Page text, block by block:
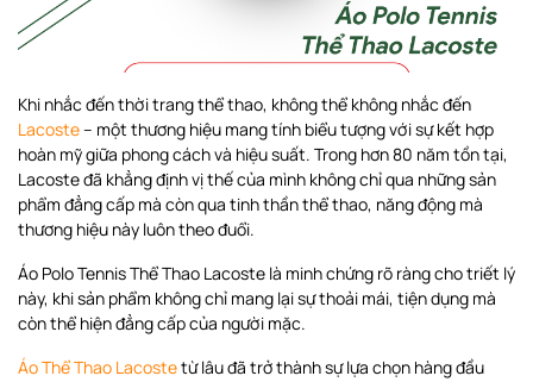
Khi nhắc đến thời trang thể thao, không thể không nhắc đến
Lacoste– một thương hiệu mang tính biểu tượng với sự kết hợp
hoàn mỹ giữa phong cách và hiệu suất. Trong hơn 80 năm tồn tại,
Lacoste đã khẳng định vị thế của mình không chỉ qua những sản
phẩm đẳng cấp mà còn qua tinh thần thể thao, năng động mà
thương hiệu này luôn theo đuổi.
Áo Polo Tennis Thể Thao Lacoste là minh chứng rõ ràng cho triết lý
này, khi sản phẩm không chỉ mang lại sự thoải mái, tiện dụng mà
còn thể hiện đẳng cấp của người mặc.
Áo Thể Thao Lacostetừ lâu đã trở thành sự lựa chọn hàng đầu